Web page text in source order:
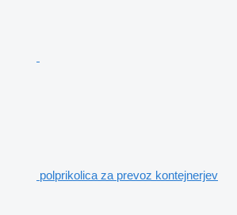
polprikolica za prevoz kontejnerjev